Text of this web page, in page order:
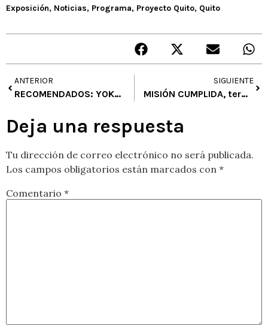
Exposición, Noticias, Programa, Proyecto Quito, Quito
ANTERIOR
RECOMENDADOS: YOKO ONO, ESCUELA DE ROCK, MUNA, SOLO A TRAVÉS DEL OTRO, PUEDO SABER QUIEN SOY
SIGUIENTE
MISIÓN CUMPLIDA, terminó el Curso de Formación continua para magisterio público en Educación Artística, Cultura y Ciudadanía
Deja una respuesta
Tu dirección de correo electrónico no será publicada.
Los campos obligatorios están marcados con *
Comentario *